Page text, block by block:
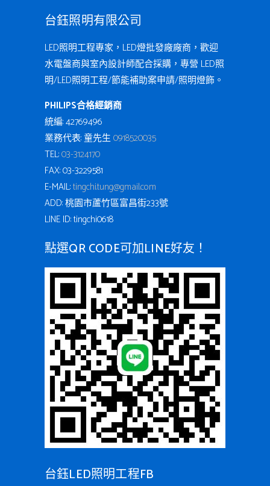
台鈺照明有限公司
LED照明工程專家，LED燈批發廠廠商，歡迎
水電盤商與室內設計師配合採購，專營 LED照
明/LED照明工程/節能補助案申請/照明燈飾。
PHILIPS合格經銷商
統編: 42769496
業務代表: 童先生0918520035
TEL:03-3124170
FAX: 03-3229581
E-MAIL:tingchi.tung@gmail.com
ADD: 桃園市蘆竹區富昌街233號
LINE ID: tingchi0618
點選QR CODE可加LINE好友！
台鈺LED照明工程FB